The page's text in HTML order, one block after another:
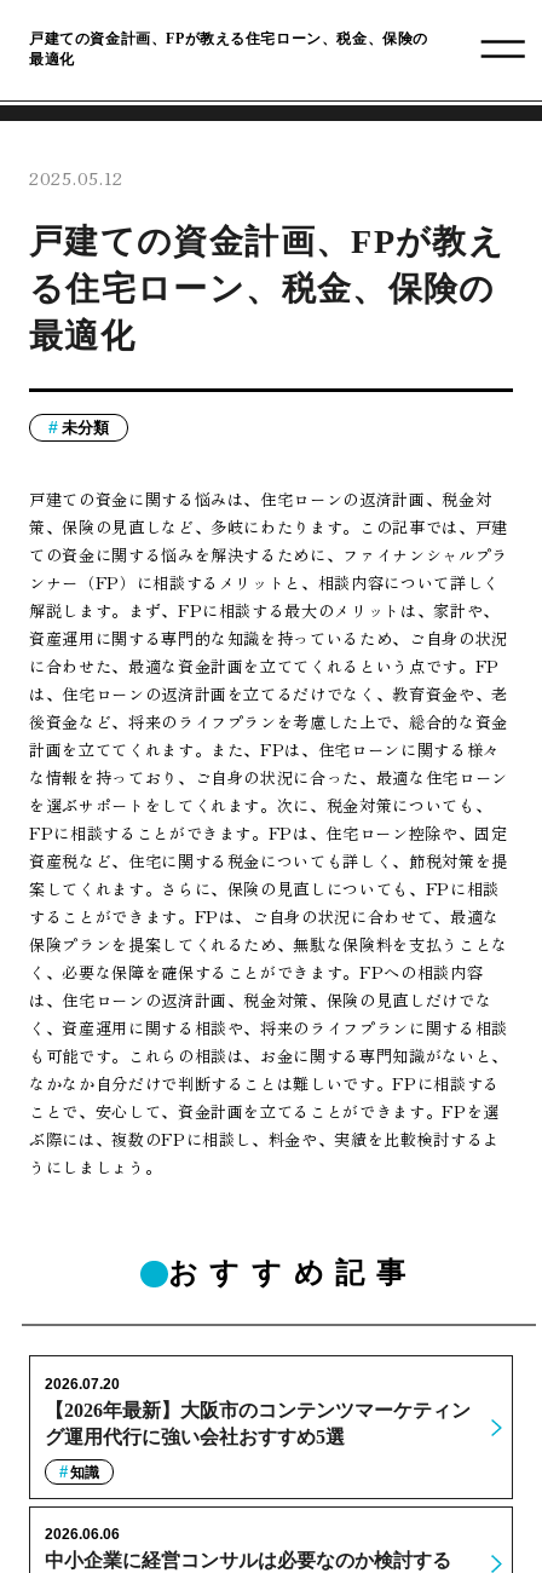
戸建ての資金計画、FPが教える住宅ローン、税金、保険の
最適化
2025.05.12
戸建ての資金計画、FPが教え
る住宅ローン、税金、保険の
最適化
未分類
戸建ての資金に関する悩みは、住宅ローンの返済計画、税金対
策、保険の見直しなど、多岐にわたります。この記事では、戸建
ての資金に関する悩みを解決するために、ファイナンシャルプラ
ンナー（FP）に相談するメリットと、相談内容について詳しく
解説します。まず、FPに相談する最大のメリットは、家計や、
資産運用に関する専門的な知識を持っているため、ご自身の状況
に合わせた、最適な資金計画を立ててくれるという点です。FP
は、住宅ローンの返済計画を立てるだけでなく、教育資金や、老
後資金など、将来のライフプランを考慮した上で、総合的な資金
計画を立ててくれます。また、FPは、住宅ローンに関する様々
な情報を持っており、ご自身の状況に合った、最適な住宅ローン
を選ぶサポートをしてくれます。次に、税金対策についても、
FPに相談することができます。FPは、住宅ローン控除や、固定
資産税など、住宅に関する税金についても詳しく、節税対策を提
案してくれます。さらに、保険の見直しについても、FPに相談
することができます。FPは、ご自身の状況に合わせて、最適な
保険プランを提案してくれるため、無駄な保険料を支払うことな
く、必要な保障を確保することができます。FPへの相談内容
は、住宅ローンの返済計画、税金対策、保険の見直しだけでな
く、資産運用に関する相談や、将来のライフプランに関する相談
も可能です。これらの相談は、お金に関する専門知識がないと、
なかなか自分だけで判断することは難しいです。FPに相談する
ことで、安心して、資金計画を立てることができます。FPを選
ぶ際には、複数のFPに相談し、料金や、実績を比較検討するよ
うにしましょう。
おすすめ記事
【2026年最新】大阪市のコンテンツマーケティン
グ運用代行に強い会社おすすめ5選
2026.07.20
知識
中小企業に経営コンサルは必要なのか検討する
2026.06.06